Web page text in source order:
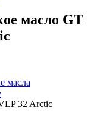
масло
масла
32 Arctic